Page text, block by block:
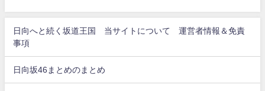
日向へと続く坂道王国 当サイトについて 運営者情報＆免責
事項
日向坂46まとめのまとめ